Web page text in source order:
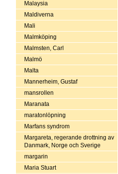
Malaysia
Maldiverna
Mali
Malmköping
Malmsten, Carl
Malmö
Malta
Mannerheim, Gustaf
mansrollen
Maranata
maratonlöpning
Marfans syndrom
Margareta, regerande drottning av
Danmark, Norge och Sverige
margarin
Maria Stuart